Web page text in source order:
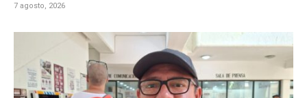
7 agosto, 2026